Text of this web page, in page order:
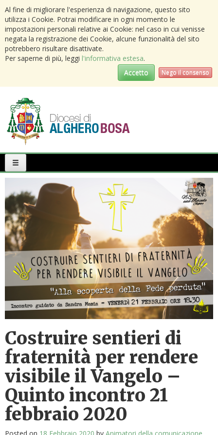
Al fine di migliorare l'esperienza di navigazione, questo sito
utilizza i Cookie. Potrai modificare in ogni momento le
impostazioni personali relative ai Cookie: nel caso in cui venisse
negata la registrazione dei Cookie, alcune funzionalità del sito
potrebbero risultare disattivate.
Per saperne di più, leggi l'informativa estesa.
Accetto
Nego il consenso
Menu
Costruire sentieri di
fraternità per rendere
visibile il Vangelo –
Quinto incontro 21
febbraio 2020